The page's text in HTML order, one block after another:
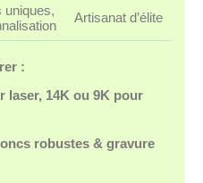
uniques,
Artisanat d’élite
:
laser, 14K ou 9K pour
robustes & gravure